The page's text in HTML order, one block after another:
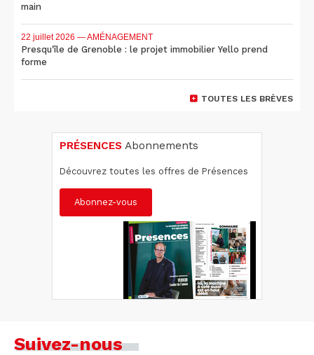
main
22 juillet 2026 — AMÉNAGEMENT
Presqu'île de Grenoble : le projet immobilier Yello prend
forme
TOUTES LES BRÈVES
PRÉSENCES Abonnements
Découvrez toutes les offres de Présences
Abonnez-vous
Suivez-nous